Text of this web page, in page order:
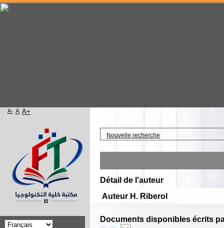
Nouvelle recherche
Détail de l'auteur
Auteur H. Riberol
Documents disponibles écrits
Accueil
A- A A+